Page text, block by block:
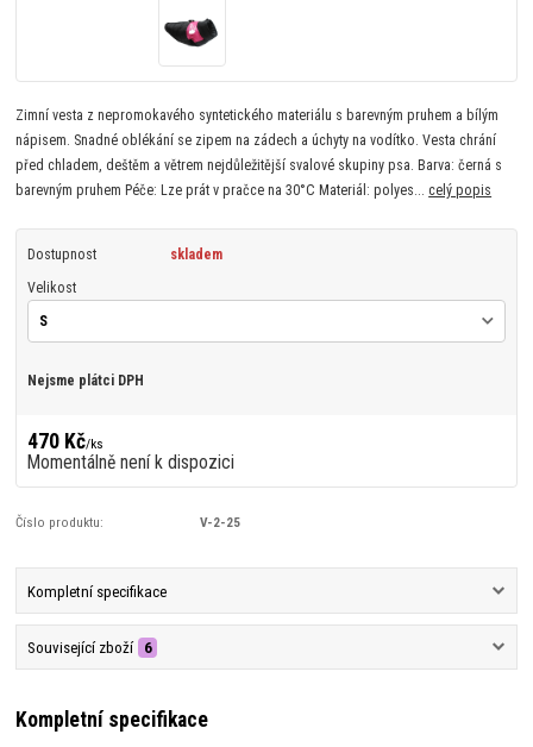
Zimní vesta z nepromokavého syntetického materiálu s barevným pruhem a bílým
nápisem. Snadné oblékání se zipem na zádech a úchyty na vodítko. Vesta chrání
před chladem, deštěm a větrem nejdůležitější svalové skupiny psa. Barva: černá s
barevným pruhem Péče: Lze prát v pračce na 30°C Materiál: polyes...celý popis
Dostupnost skladem
Velikost
Nejsme plátci DPH
470 Kč/ks
Momentálně není k dispozici
Číslo produktu: V-2-25
Kompletní specifikace
Související zboží 6
Kompletní specifikace